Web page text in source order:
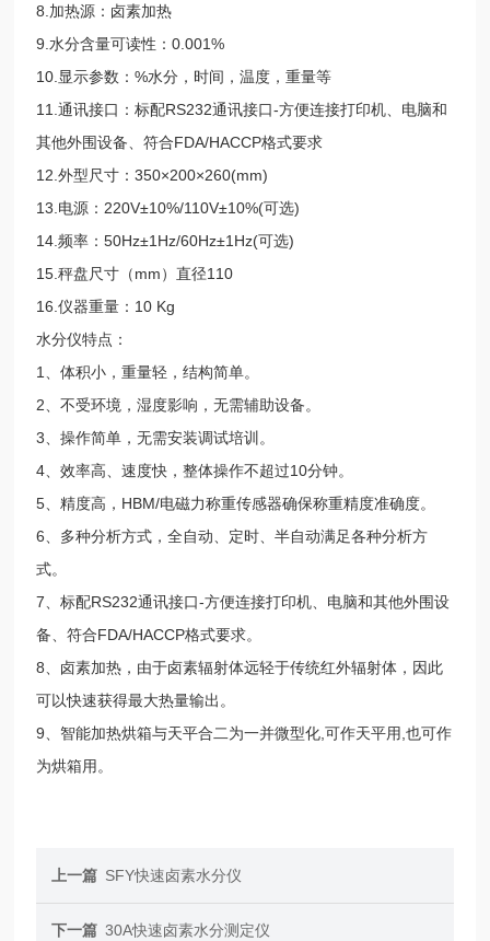
8.加热源：卤素加热
9.水分含量可读性：0.001%
10.显示参数：%水分，时间，温度，重量等
11.通讯接口：标配RS232通讯接口-方便连接打印机、电脑和
其他外围设备、符合FDA/HACCP格式要求
12.外型尺寸：350×200×260(mm)
13.电源：220V±10%/110V±10%(可选)
14.频率：50Hz±1Hz/60Hz±1Hz(可选)
15.秤盘尺寸（mm）直径110
16.仪器重量：10 Kg
水分仪特点：
1、体积小，重量轻，结构简单。
2、不受环境，湿度影响，无需辅助设备。
3、操作简单，无需安装调试培训。
4、效率高、速度快，整体操作不超过10分钟。
5、精度高，HBM/电磁力称重传感器确保称重精度准确度。
6、多种分析方式，全自动、定时、半自动满足各种分析方
式。
7、标配RS232通讯接口-方便连接打印机、电脑和其他外围设
备、符合FDA/HACCP格式要求。
8、卤素加热，由于卤素辐射体远轻于传统红外辐射体，因此
可以快速获得最大热量输出。
9、智能加热烘箱与天平合二为一并微型化,可作天平用,也可作
为烘箱用。
上一篇 SFY快速卤素水分仪
下一篇 30A快速卤素水分测定仪